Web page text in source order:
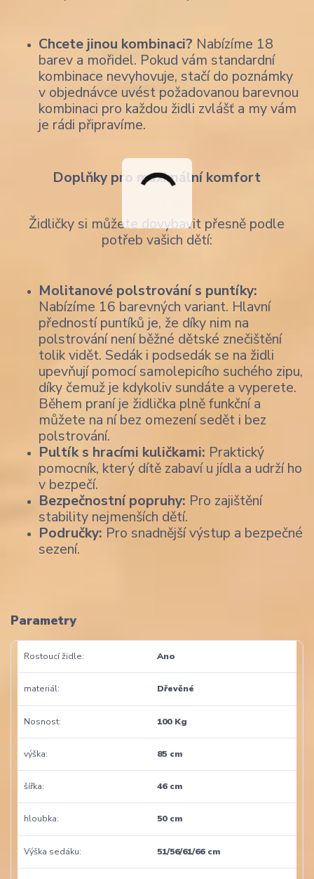
Chcete jinou kombinaci? Nabízíme 18
barev a mořidel. Pokud vám standardní
kombinace nevyhovuje, stačí do poznámky
v objednávce uvést požadovanou barevnou
kombinaci pro každou židli zvlášť a my vám
je rádi připravíme.
Doplňky pro maximální komfort
Židličky si můžete dovybavit přesně podle
potřeb vašich dětí:
Molitanové polstrování s puntíky:
Nabízíme 16 barevných variant. Hlavní
předností puntíků je, že díky nim na
polstrování není běžné dětské znečištění
tolik vidět. Sedák i podsedák se na židli
upevňují pomocí samolepicího suchého zipu,
díky čemuž je kdykoliv sundáte a vyperete.
Během praní je židlička plně funkční a
můžete na ní bez omezení sedět i bez
polstrování.
Pultík s hracími kuličkami: Praktický
pomocník, který dítě zabaví u jídla a udrží ho
v bezpečí.
Bezpečnostní popruhy: Pro zajištění
stability nejmenších dětí.
Područky: Pro snadnější výstup a bezpečné
sezení.
Parametry
Rostoucí židle Ano
materiál Dřevěné
Nosnost 100 Kg
výška 85 cm
šířka 46 cm
hloubka 50 cm
Výška sedáku 51/56/61/66 cm